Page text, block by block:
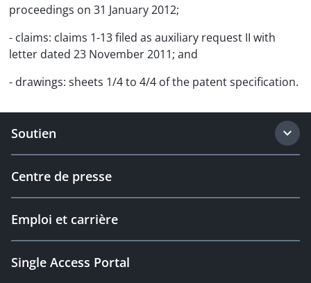
proceedings on 31 January 2012;
- claims: claims 1-13 filed as auxiliary request II with
letter dated 23 November 2011; and
- drawings: sheets 1/4 to 4/4 of the patent specification.
Soutien
Centre de presse
Emploi et carrière
Single Access Portal